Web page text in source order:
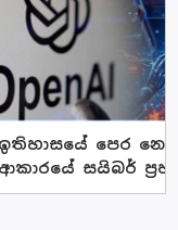
ඉතිහාසයේ පෙර
ආකාරයේ සයිබර්